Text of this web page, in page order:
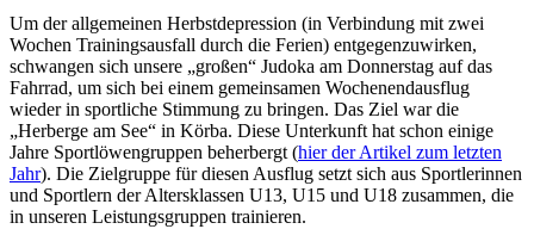
Um der allgemeinen Herbstdepression (in Verbindung mit zwei
Wochen Trainingsausfall durch die Ferien) entgegenzuwirken,
schwangen sich unsere „großen“ Judoka am Donnerstag auf das
Fahrrad, um sich bei einem gemeinsamen Wochenendausflug
wieder in sportliche Stimmung zu bringen. Das Ziel war die
„Herberge am See“ in Körba. Diese Unterkunft hat schon einige
Jahre Sportlöwengruppen beherbergt (hier der Artikel zum letzten
Jahr). Die Zielgruppe für diesen Ausflug setzt sich aus Sportlerinnen
und Sportlern der Altersklassen U13, U15 und U18 zusammen, die
in unseren Leistungsgruppen trainieren.